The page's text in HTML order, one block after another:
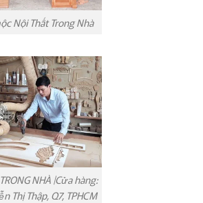
Nội Thất Trong Nhà
NHÀ |Cửa hàng:
Thị Thập, Q7, TPHCM